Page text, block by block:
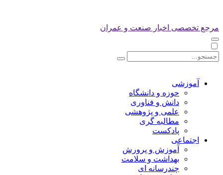
مرجع تخصصی اخبار صنعت و عمران
آموزشی
حوزه و دانشگاه
دانش و فناوری
علمی و پژوهشی
مطالبه گری
پادکست
اجتماعی
آموزش و پرورش
بهداشت و سلامت
چندرسانه ای